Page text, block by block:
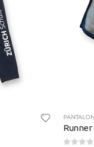
Runner